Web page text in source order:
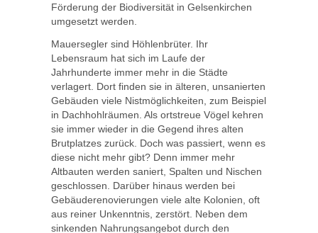
Förderung der Biodiversität in Gelsenkirchen
umgesetzt werden.
Mauersegler sind Höhlenbrüter. Ihr
Lebensraum hat sich im Laufe der
Jahrhunderte immer mehr in die Städte
verlagert. Dort finden sie in älteren, unsanierten
Gebäuden viele Nistmöglichkeiten, zum Beispiel
in Dachhohlräumen. Als ortstreue Vögel kehren
sie immer wieder in die Gegend ihres alten
Brutplatzes zurück. Doch was passiert, wenn es
diese nicht mehr gibt? Denn immer mehr
Altbauten werden saniert, Spalten und Nischen
geschlossen. Darüber hinaus werden bei
Gebäuderenovierungen viele alte Kolonien, oft
aus reiner Unkenntnis, zerstört. Neben dem
sinkenden Nahrungsangebot durch den